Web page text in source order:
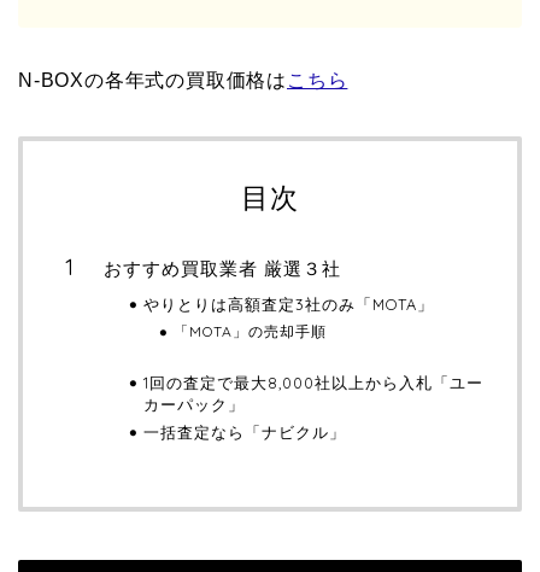
N-BOXの各年式の買取価格は こちら
目次
おすすめ買取業者 厳選３社
やりとりは高額査定3社のみ「MOTA」
「MOTA」の売却手順
1回の査定で最大8,000社以上から入札「ユー
カーパック」
一括査定なら「ナビクル」